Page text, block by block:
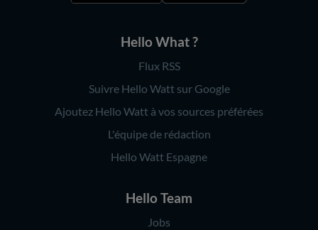
Hello What ?
Flux RSS
Suivre Hello Watt sur Google
Ajoutez Hello Watt à vos sources préférées
L'équipe de rédaction
Hello Watt Espagne
Hello Team
Jobs